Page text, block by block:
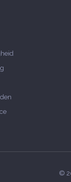
©